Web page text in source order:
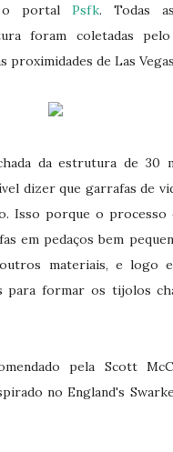
o portal Psfk. Todas
foram coletadas
proximidades de Las
da estrutura de 30
dizer que garrafas de
Isso porque o processo
em pedaços bem
materiais, e logo
para formar os tijolos
pela Scott
no England's